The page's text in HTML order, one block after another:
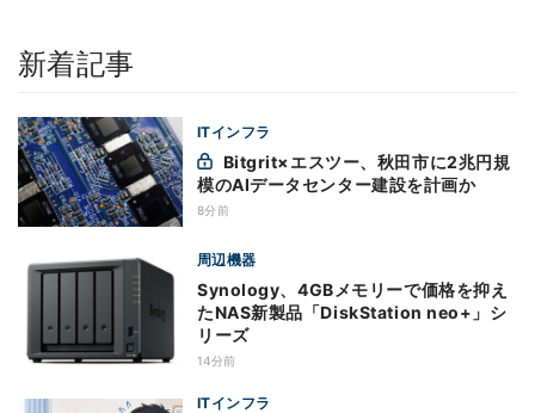
新着記事
ITインフラ
模のAIデータセンター建設を計画か
8分前
周辺機器
Synology、4GBメモリーで価格を抑え
たNAS新製品「DiskStation neo+」シ
リーズ
14分前
ITインフラ